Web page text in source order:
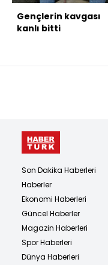
Gençlerin kavgası
kanlı bitti
Son Dakika Haberleri
Haberler
Ekonomi Haberleri
Güncel Haberler
Magazin Haberleri
Spor Haberleri
Dünya Haberleri